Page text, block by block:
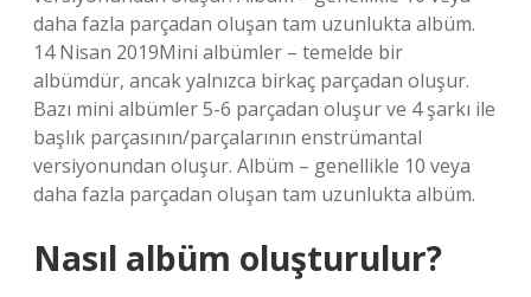
daha fazla parçadan oluşan tam uzunlukta albüm.
14 Nisan 2019Mini albümler – temelde bir
albümdür, ancak yalnızca birkaç parçadan oluşur.
Bazı mini albümler 5-6 parçadan oluşur ve 4 şarkı ile
başlık parçasının/parçalarının enstrümantal
versiyonundan oluşur. Albüm – genellikle 10 veya
daha fazla parçadan oluşan tam uzunlukta albüm.
Nasıl albüm oluşturulur?